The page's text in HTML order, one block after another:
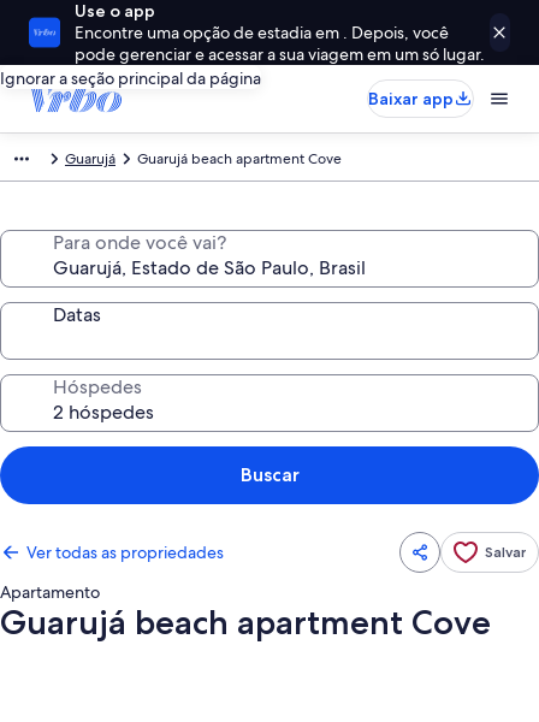
Use o app
Encontre uma opção de estadia em . Depois, você
pode gerenciar e acessar a sua viagem em um só lugar.
Ignorar a seção principal da página
Baixar app
Guarujá Guarujá beach apartment Cove
Para onde você vai?
Datas
Hóspedes
Buscar
Ver todas as propriedades Salvar
Apartamento
Guarujá beach apartment Cove